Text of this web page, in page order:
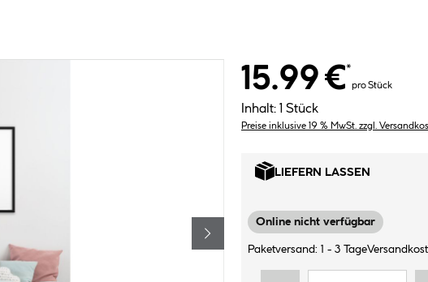
15.99 €*
pro Stück
Inhalt: 1 Stück
Preise inklusive 19 % MwSt. zzgl.
LIEFERN LASSEN
Online nicht verfügbar
Paketversand: 1 - 3 Tage